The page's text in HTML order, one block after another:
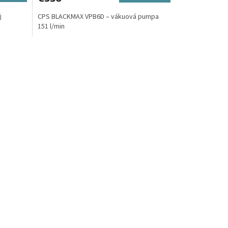
CPS BLACKMAX VPB6D – vákuová pumpa
151 l/min